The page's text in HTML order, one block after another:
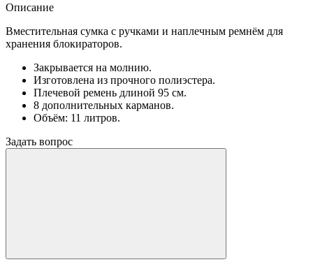
Описание
Вместительная сумка с ручками и наплечным ремнём для
хранения блокираторов.
Закрывается на молнию.
Изготовлена из прочного полиэстера.
Плечевой ремень длиной 95 см.
8 дополнительных карманов.
Объём: 11 литров.
Задать вопрос